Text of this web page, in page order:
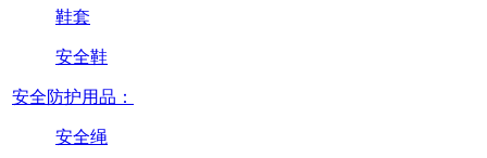
鞋套
安全鞋
安全防护用品：
安全绳